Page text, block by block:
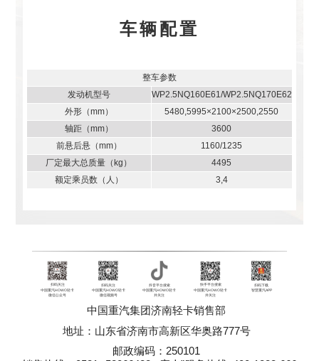
车辆配置
整车参数
发动机型号
WP2.5NQ160E61/WP2.5NQ170E62
外形（mm）
5480,5995×2100×2500,2550
轴距（mm）
3600
前悬后悬（mm）
1160/1235
厂定最大总质量（kg）
4495
额定乘员数（人）
3,4
扫码关注
中国重汽HOWO轻卡
微信公众号
扫码关注
中国重汽HOWO轻卡
微信视频号
抖音平台搜索
中国重汽HOWO轻卡
并关注
快手平台搜索
中国重汽HOWO轻卡
并关注
扫码下载
智慧重汽APP
中国重汽集团济南轻卡销售部
地址：山东省济南市高新区华奥路777号
邮政编码：250101